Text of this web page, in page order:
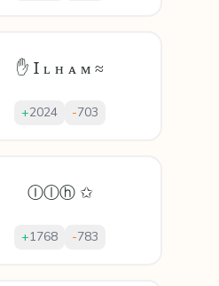
✋ Ɪ ʟ ʜ ᴀ ᴍ ≈
+2024 -703
Ⓘⓛⓗ ✩
+1768 -783